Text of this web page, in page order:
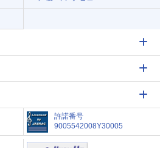
許諾番号
9005542008Y30005